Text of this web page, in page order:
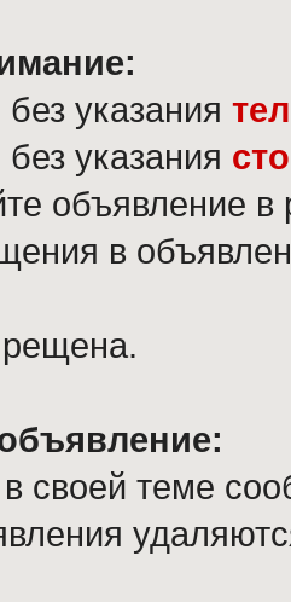
указания
указания
объявление
в
своей теме